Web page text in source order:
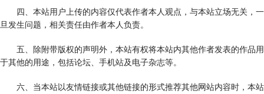
四、本站用户上传的内容仅代表作者本人观点，与本站立场无关，一
旦发生问题，相关责任由作者本人负责。
五、除附带版权的声明外，本站有权将本站内其他作者发表的作品用
于其他的用途，包括论坛、手机站及电子杂志等。
六、当本站以友情链接或其他链接的形式推荐其他网站内容时，本站